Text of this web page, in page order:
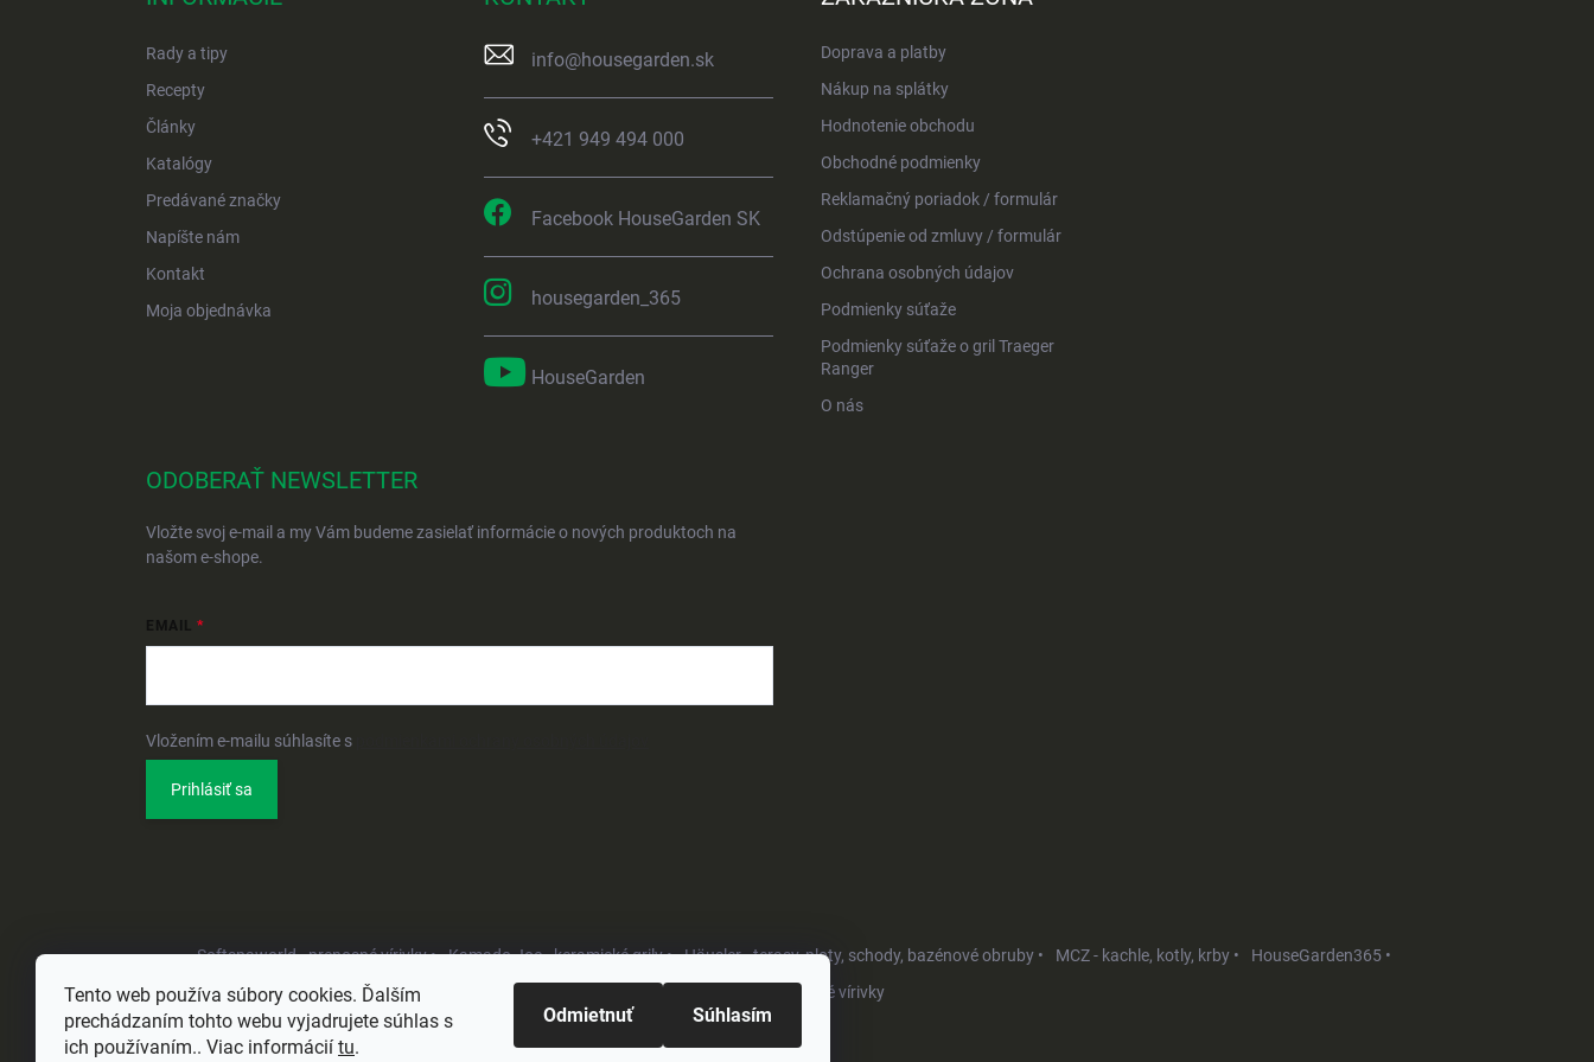
Tento web používa súbory cookies. Ďalším
prechádzaním tohto webu vyjadrujete súhlas s
ich používaním.. Viac informácií tu.
Odmietnuť Súhlasím
Rady a tipy
Recepty
Články
Katalógy
Predávané značky
Napíšte nám
Kontakt
Moja objednávka
info@housegarden.sk
+421 949 494 000
Facebook HouseGarden SK
housegarden_365
HouseGarden
Doprava a platby
Nákup na splátky
Hodnotenie obchodu
Obchodné podmienky
Reklamačný poriadok / formulár
Odstúpenie od zmluvy / formulár
Ochrana osobných údajov
Podmienky súťaže
Podmienky súťaže o gril Traeger
Ranger
O nás
ODOBERAŤ NEWSLETTER
Vložte svoj e-mail a my Vám budeme zasielať informácie o nových produktoch na
našom e-shope.
EMAIL
Vložením e-mailu súhlasíte s
Prihlásiť sa
Softspaworld - prenosné vírivky • Kamado Joe - keramické grily • Häusler - terasy, ploty, schody, bazénové obruby • MCZ - kachle, kotly, krby •
HouseGarden365 •
Softub - luxusné vírivky